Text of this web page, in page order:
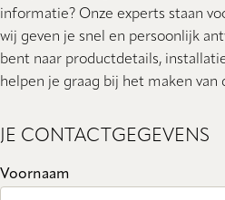
informatie? Onze experts staan
wij geven je snel en persoonlijk
bent naar productdetails,
helpen je graag bij het maken van
JE CONTACTGEGEVENS
Voornaam